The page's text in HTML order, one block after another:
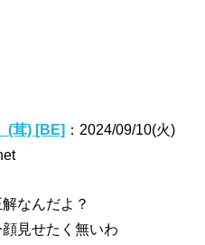
(茸) [BE] ：2024/09/10(火)
なんだよ？
見せたく無いわ